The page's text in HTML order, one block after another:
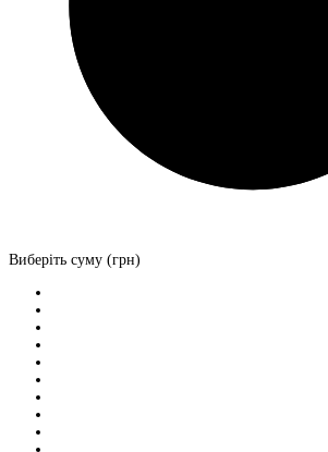
Виберіть суму (грн)